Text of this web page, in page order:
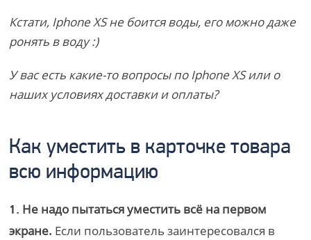
Кстати, Iphone XS не боится воды, его можно даже
ронять в воду :)
У вас есть какие-то вопросы по Iphone XS или о
наших условиях доставки и оплаты?
Как уместить в карточке товара
всю информацию
1. Не надо пытаться уместить всё на первом
экране. Если пользователь заинтересовался в